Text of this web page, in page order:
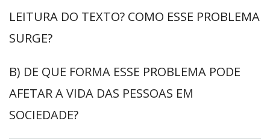
LEITURA DO TEXTO? COMO ESSE PROBLEMA
SURGE?
B) DE QUE FORMA ESSE PROBLEMA PODE
AFETAR A VIDA DAS PESSOAS EM
SOCIEDADE?